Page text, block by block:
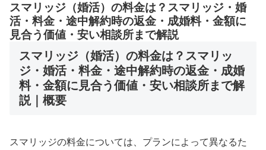
スマリッジ（婚活）の料金は？スマリッジ・婚
活・料金・途中解約時の返金・成婚料・金額に
見合う価値・安い相談所まで解説
スマリッジ（婚活）の料金は？スマリッ
ジ・婚活・料金・途中解約時の返金・成婚
料・金額に見合う価値・安い相談所まで解
説｜概要
スマリッジの料金については、プランによって異なるた